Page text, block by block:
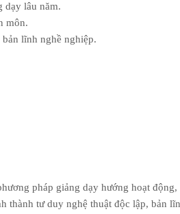
dạy lâu năm.
môn.
lĩnh nghề nghiệp.
pháp giảng dạy hướng hoạt động,
thành tư duy nghệ thuật độc lập, bản